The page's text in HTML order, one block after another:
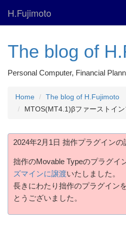
H.Fujimoto
The blog of
Personal Computer, Financial
Home
The blog of H.Fujimoto
MTOS(MT4.1)βファーストイ
2024年2月1日 拙作プラグインの
拙作のMovable Typeのプラグイ
ズマインに譲渡いたしました。
長きにわたり拙作のプラグイン
とうございました。